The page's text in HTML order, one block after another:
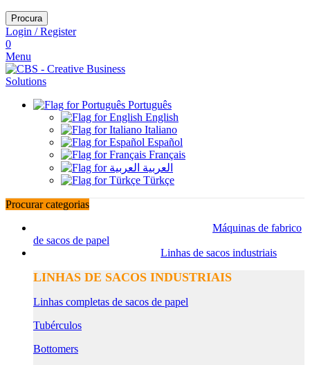
Procura
Login / Register
0
Menu
Português
English
Italiano
Español
Français
العربية
Türkçe
Procurar categorias
Máquinas de fabrico
de sacos de papel
Linhas de sacos industriais
LINHAS DE SACOS INDUSTRIAIS
Linhas completas de sacos de papel
Tubérculos
Bottomers